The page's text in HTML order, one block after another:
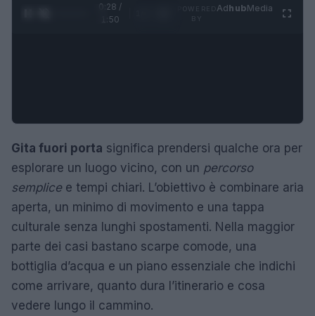
0:29 /
1:50
AdhubMedia
Gita fuori porta significa prendersi qualche ora per
esplorare un luogo vicino, con un percorso
semplicee tempi chiari. L’obiettivo è combinare aria
aperta, un minimo di movimento e una tappa
culturale senza lunghi spostamenti. Nella maggior
parte dei casi bastano scarpe comode, una
bottiglia d’acqua e un piano essenziale che indichi
come arrivare, quanto dura l’itinerario e cosa
vedere lungo il cammino.